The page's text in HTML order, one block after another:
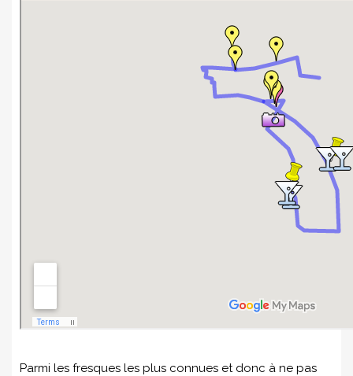
Parmi les fresques les plus connues et donc à ne pas